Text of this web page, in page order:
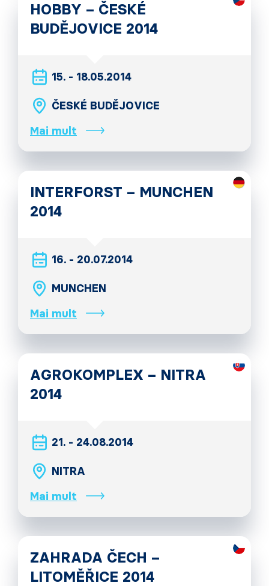
HOBBY – ČESKÉ
BUDĚJOVICE 2014
15. - 18.05.2014
ČESKÉ BUDĚJOVICE
Mai mult
INTERFORST – MUNCHEN
2014
16. - 20.07.2014
MUNCHEN
Mai mult
AGROKOMPLEX – NITRA
2014
21. - 24.08.2014
NITRA
Mai mult
ZAHRADA ČECH –
LITOMĚŘICE 2014